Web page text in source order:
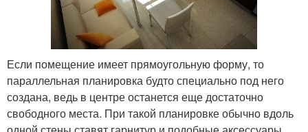
Если помещение имеет прямоугольную форму, то
параллельная планировка будто специально под него
создана, ведь в центре останется еще достаточно
свободного места. При такой планировке обычно вдоль